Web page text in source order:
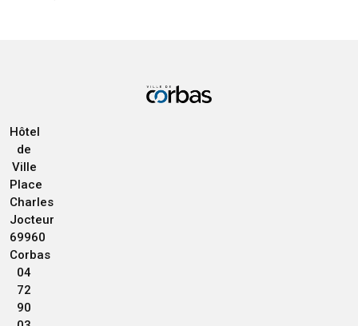
Hôtel
de
Ville
Place
Charles
Jocteur
69960
Corbas
04
72
90